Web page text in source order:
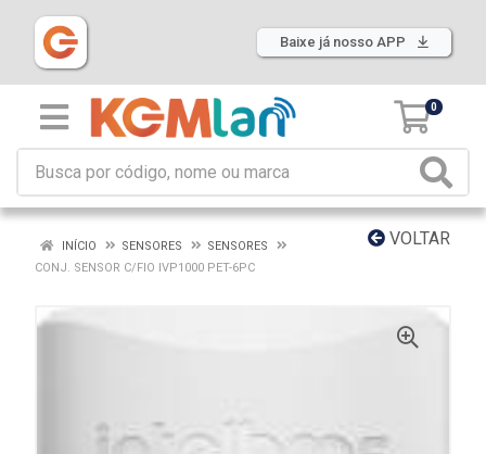
Baixe já nosso APP
0
VOLTAR
INÍCIO SENSORES
SENSORES
CONJ. SENSOR C/FIO IVP1000 PET-6PC